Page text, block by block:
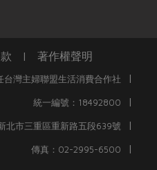
| 著作權聲明
灣主婦聯盟生活消費合作社 |
統一編號：18492800 |
北市三重區重新路五段639號 |
傳真：02-2995-6500 |